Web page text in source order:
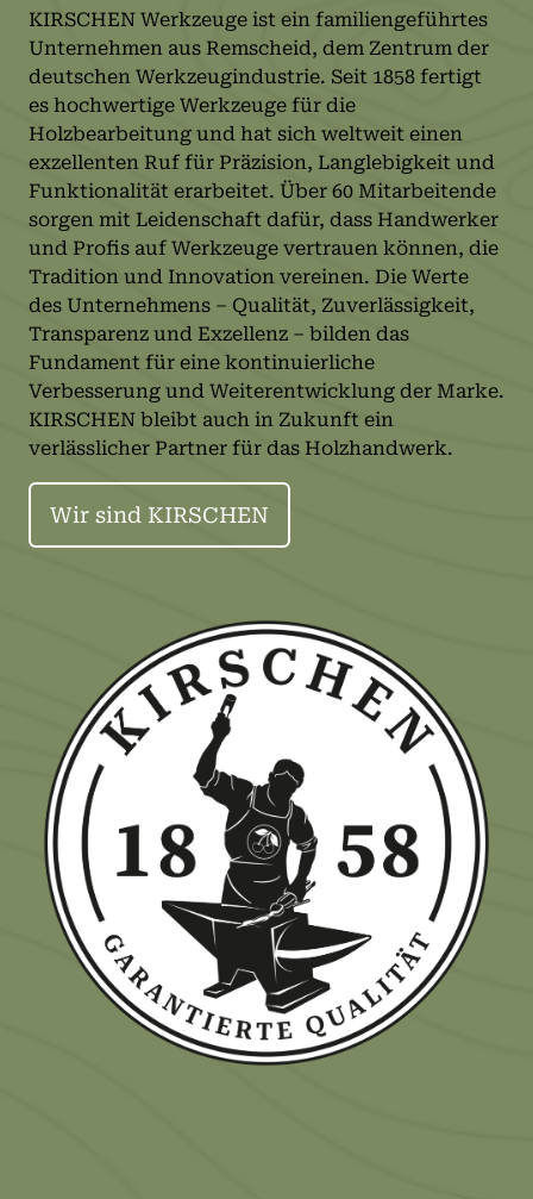
KIRSCHEN Werkzeuge ist ein familiengeführtes
Unternehmen aus Remscheid, dem Zentrum der
deutschen Werkzeugindustrie. Seit 1858 fertigt
es hochwertige Werkzeuge für die
Holzbearbeitung und hat sich weltweit einen
exzellenten Ruf für Präzision, Langlebigkeit und
Funktionalität erarbeitet. Über 60 Mitarbeitende
sorgen mit Leidenschaft dafür, dass Handwerker
und Profis auf Werkzeuge vertrauen können, die
Tradition und Innovation vereinen. Die Werte
des Unternehmens – Qualität, Zuverlässigkeit,
Transparenz und Exzellenz – bilden das
Fundament für eine kontinuierliche
Verbesserung und Weiterentwicklung der Marke.
KIRSCHEN bleibt auch in Zukunft ein
verlässlicher Partner für das Holzhandwerk.
Wir sind KIRSCHEN